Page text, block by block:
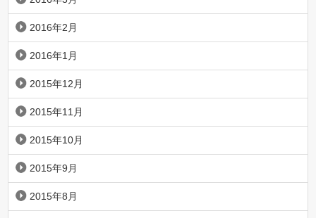
2016年2月
2016年1月
2015年12月
2015年11月
2015年10月
2015年9月
2015年8月